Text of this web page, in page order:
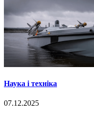
Наука і техніка
07.12.2025